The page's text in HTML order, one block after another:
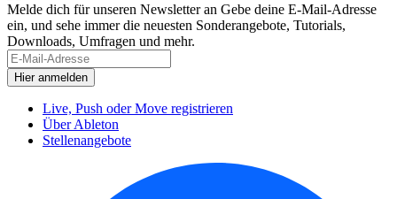
Melde dich für unseren Newsletter an Gebe deine E-Mail-Adresse
ein, und sehe immer die neuesten Sonderangebote, Tutorials,
Downloads, Umfragen und mehr.
Live, Push oder Move registrieren
Über Ableton
Stellenangebote